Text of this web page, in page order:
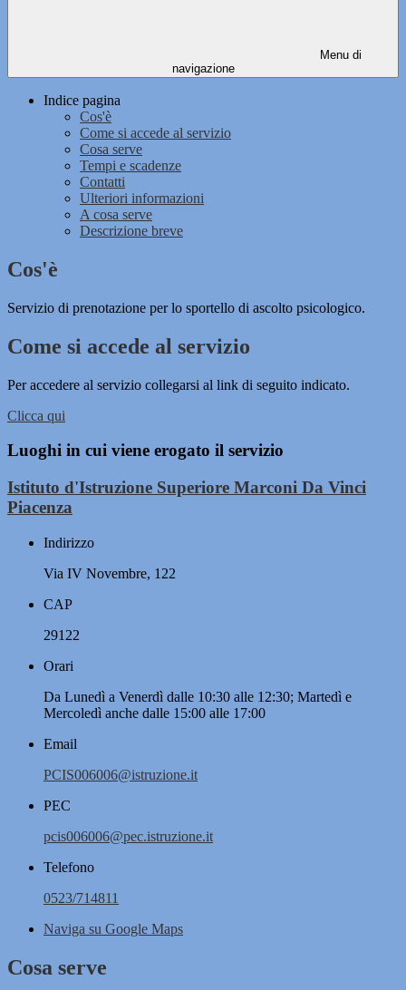
Menu di
navigazione
Indice pagina
Cos'è
Come si accede al servizio
Cosa serve
Tempi e scadenze
Contatti
Ulteriori informazioni
A cosa serve
Descrizione breve
Cos'è
Servizio di prenotazione per lo sportello di ascolto psicologico.
Come si accede al servizio
Per accedere al servizio collegarsi al link di seguito indicato.
Clicca qui
Luoghi in cui viene erogato il servizio
Istituto d'Istruzione Superiore Marconi Da Vinci
Piacenza
Indirizzo
Via IV Novembre, 122
CAP
29122
Orari
Da Lunedì a Venerdì dalle 10:30 alle 12:30; Martedì e
Mercoledì anche dalle 15:00 alle 17:00
Email
PCIS006006@istruzione.it
PEC
pcis006006@pec.istruzione.it
Telefono
0523/714811
Naviga su Google Maps
Cosa serve